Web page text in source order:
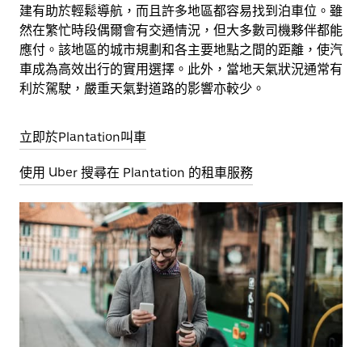
建有助於輕鬆導航，而且許多地區都容易找到泊車位。雖
然在繁忙時段偶爾會有交通情況，但大多數司機夥伴都能
應付。該地區的城市規劃和各主要地點之間的距離，使汽
車成為高效出行的實用選擇。此外，當地天氣狀況通常有
利於駕駛，嚴重天氣對道路的影響亦較少。
立即於Plantation叫車
使用 Uber 搜尋在 Plantation 的租車服務